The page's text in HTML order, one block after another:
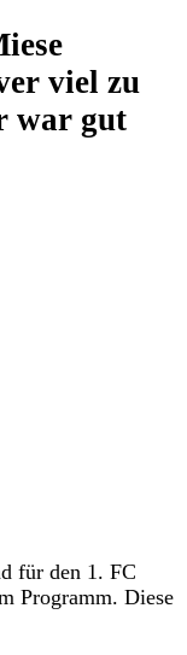
viel zu
war gut
für den 1. FC
Programm. Diese